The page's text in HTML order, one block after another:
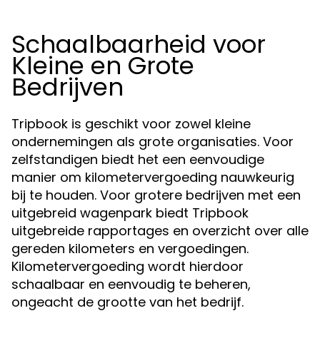
Schaalbaarheid voor
Kleine en Grote
Bedrijven
Tripbook is geschikt voor zowel kleine
ondernemingen als grote organisaties. Voor
zelfstandigen biedt het een eenvoudige
manier om kilometervergoeding nauwkeurig
bij te houden. Voor grotere bedrijven met een
uitgebreid wagenpark biedt Tripbook
uitgebreide rapportages en overzicht over alle
gereden kilometers en vergoedingen.
Kilometervergoeding wordt hierdoor
schaalbaar en eenvoudig te beheren,
ongeacht de grootte van het bedrijf.